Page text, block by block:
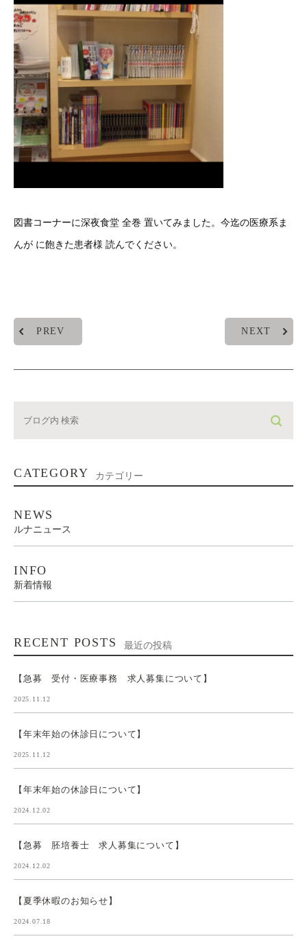
図書コーナーに深夜食堂 全巻 置いてみました。今迄の医療系ま
んが に飽きた患者様 読んでください。
PREV NEXT
CATEGORY カテゴリー
NEWS
ルナニュース
INFO
新着情報
RECENT POSTS 最近の投稿
【急募 受付・医療事務 求人募集について】
2025.11.12
【年末年始の休診日について】
2025.11.12
【年末年始の休診日について】
2024.12.02
【急募 胚培養士 求人募集について】
2024.12.02
【夏季休暇のお知らせ】
2024.07.18